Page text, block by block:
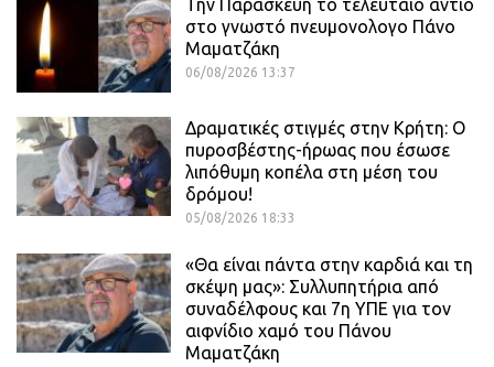
Την Παρασκευή το τελευταίο αντίο
στο γνωστό πνευμονολογο Πάνο
Μαματζάκη
06/08/2026 13:37
Δραματικές στιγμές στην Κρήτη: Ο
πυροσβέστης-ήρωας που έσωσε
λιπόθυμη κοπέλα στη μέση του
δρόμου!
05/08/2026 18:33
«Θα είναι πάντα στην καρδιά και τη
σκέψη μας»: Συλλυπητήρια από
συναδέλφους και 7η ΥΠΕ για τον
αιφνίδιο χαμό του Πάνου
Μαματζάκη